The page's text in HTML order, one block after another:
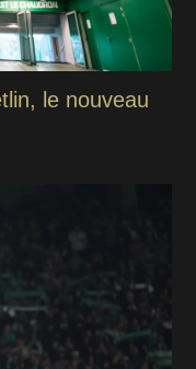
le nouveau